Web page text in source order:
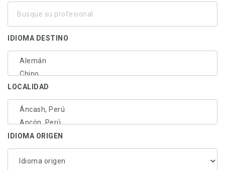
IDIOMA DESTINO
LOCALIDAD
IDIOMA ORIGEN